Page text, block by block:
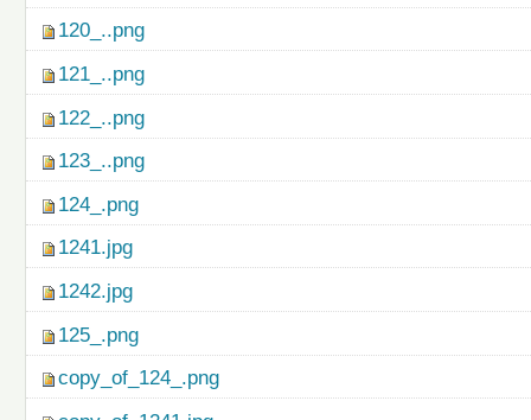
120_..png
121_..png
122_..png
123_..png
124_.png
1241.jpg
1242.jpg
125_.png
copy_of_124_.png